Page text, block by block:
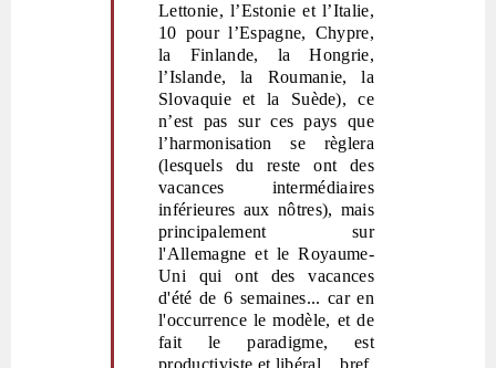
Lettonie, l’Estonie et l’Italie,
10 pour l’Espagne, Chypre,
la Finlande, la Hongrie,
l’Islande, la Roumanie, la
Slovaquie et la Suède), ce
n’est pas sur ces pays que
l’harmonisation se règlera
(lesquels du reste ont des
vacances intermédiaires
inférieures aux nôtres), mais
principalement sur
l'Allemagne et le Royaume-
Uni qui ont des vacances
d'été de 6 semaines... car en
l'occurrence le modèle, et de
fait le paradigme, est
productiviste et libéral... bref,